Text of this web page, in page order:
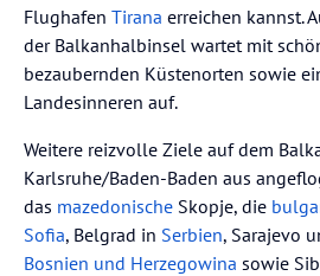
Flughafen Tirana erreichen kannst.
der Balkanhalbinsel wartet mit
bezaubernden Küstenorten sowie
Landesinneren auf.
Weitere reizvolle Ziele auf dem
Karlsruhe/Baden-Baden aus
das mazedonische Skopje, die
Sofia, Belgrad in Serbien, Sarajevo
Bosnien und Herzegowina sowie